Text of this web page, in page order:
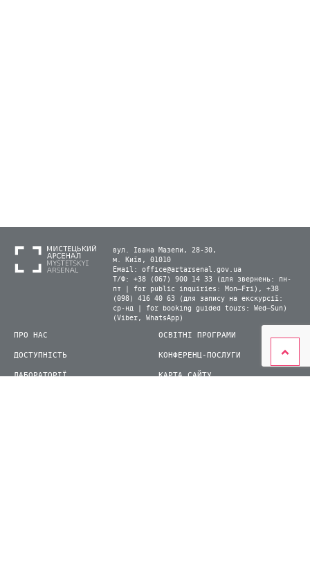
вул. Івана Мазепи, 28-30,
м. Київ, 01010
Email: office@artarsenal.gov.ua
Т/Ф: +38 (067) 900 14 33 (для звернень: пн-
пт | for public inquiries: Mon–Fri), +38
(098) 416 40 63 (для запису на екскурсії:
ср-нд | for booking guided tours: Wed–Sun)
(Viber, WhatsApp)
ПРО НАС
ДОСТУПНІСТЬ
ЛАБОРАТОРІЇ
ОСВІТНІ ПРОГРАМИ
КОНФЕРЕНЦ-ПОСЛУГИ
КАРТА САЙТУ